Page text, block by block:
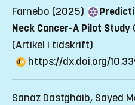
Farnebo (2025)
Neck Cancer-A Pilot Study
(Artikel i tidskrift)
https://dx.doi.org/
Sanaz Dastghaib, Sayed